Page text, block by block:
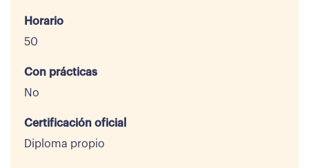
Horario
50
Con prácticas
No
Certificación oficial
Diploma propio